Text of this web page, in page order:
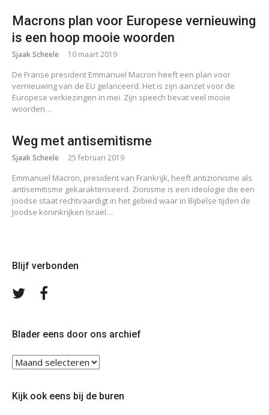
Macrons plan voor Europese vernieuwing
is een hoop mooie woorden
Sjaak Scheele 10 maart 2019
De Franse president Emmanuel Macron heeft een plan voor
vernieuwing van de EU gelanceerd. Het is zijn aanzet voor de
Europese verkiezingen in mei. Zijn speech bevat veel mooie
woorden…
Weg met antisemitisme
Sjaak Scheele 25 februari 2019
Emmanuel Macron, president van Frankrijk, heeft antizionisme als
antisemitisme gekarakteriseerd. Zionisme is een ideologie die een
Joodse staat rechtvaardigt in het gebied waar in Bijbelse tijden de
Joodse koninkrijken Israël…
Blijf verbonden
Volg
Blader eens door ons archief
Blader
ons
Kijk ook eens bij de buren